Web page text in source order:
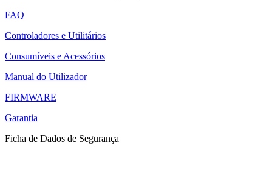
FAQ
Controladores e Utilitários
Consumíveis e Acessórios
Manual do Utilizador
FIRMWARE
Garantia
Ficha de Dados de Segurança